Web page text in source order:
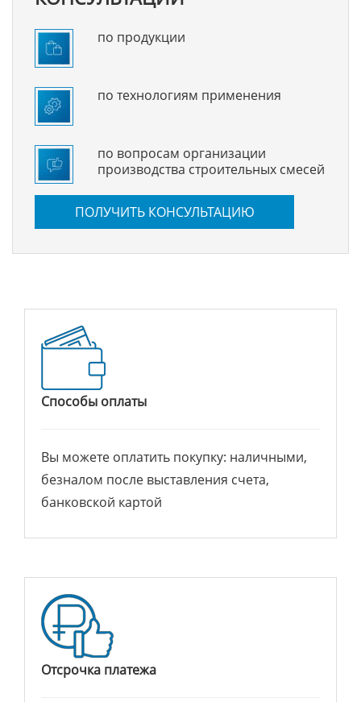
по продукции
по технологиям применения
по вопросам организации
производства строительных смесей
ПОЛУЧИТЬ КОНСУЛЬТАЦИЮ
Способы оплаты
Вы можете оплатить покупку: наличными,
безналом после выставления счета,
банковской картой
Отсрочка платежа